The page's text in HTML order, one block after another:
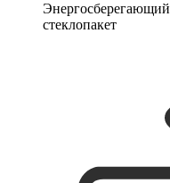
Энергосберегающий
стеклопакет